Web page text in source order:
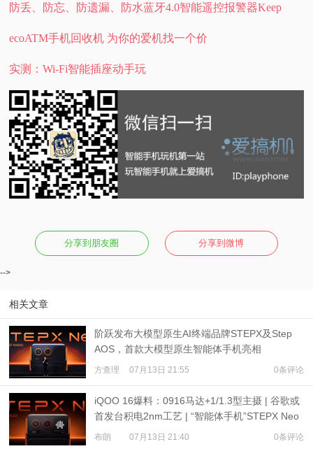
防丢、防忘、防遗漏、防水蓝牙4.0智能遥控报警器Keep
ecoATM手机回收机 为你的爱机找一个价
实测：Wi-Fi智能插座动手玩
分享到朋友圈 分享到微博
-->
相关文章
阶跃发布大模型原生AI终端品牌STEPX及Step
AOS，首款大模型原生智能体手机亮相
方查理 07月13日 21:55 0条评论
iQOO 16爆料：0916马达+1/1.3型主摄 | 谷歌或
首发台积电2nm工艺 | “智能体手机”STEPX Neo
亮相
布朗 07月13日 21:40 0条评论